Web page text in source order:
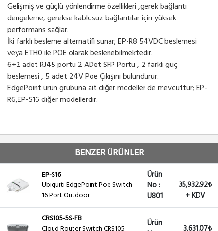
Gelişmiş ve güçlü yönlendirme özellikleri ,gerek bağlantı
dengeleme, gerekse kablosuz bağlantılar için yüksek
performans sağlar.
İki farklı besleme alternatifi sunar; EP-R8 54VDC beslemesi
veya ETH0 ile POE olarak beslenebilmektedir.
6+2 adet RJ45 portu 2 ADet SFP Portu , 2 farklı güç
beslemesi , 5 adet 24V Poe Çıkışını bulundurur.
EdgePoint ürün grubuna ait diğer modeller de mevcuttur; EP-
R6,EP-S16 diğer modellerdir.
BENZER ÜRÜNLER
EP-S16
Ubiquiti EdgePoint Poe Switch
16 Port Outdoor
Ürün
No :
U801
35,932.92₺
+ KDV
CRS105-5S-FB
Ürün
3,631.07₺